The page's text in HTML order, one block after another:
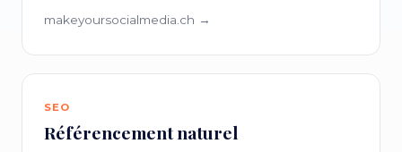
makeyoursocialmedia.ch →
SEO
Référencement naturel